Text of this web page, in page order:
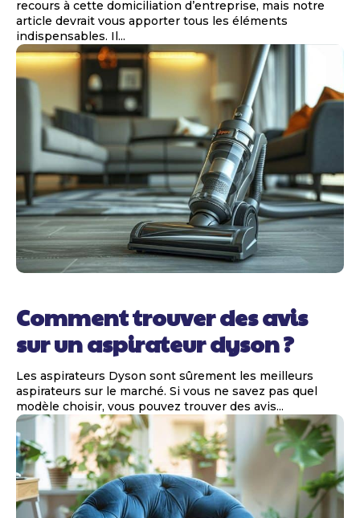
recours à cette domiciliation d’entreprise, mais notre
article devrait vous apporter tous les éléments
indispensables. Il...
Comment trouver des avis
sur un aspirateur dyson ?
Les aspirateurs Dyson sont sûrement les meilleurs
aspirateurs sur le marché. Si vous ne savez pas quel
modèle choisir, vous pouvez trouver des avis...